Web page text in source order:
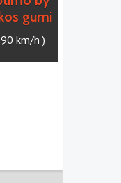
gumi
km/h )